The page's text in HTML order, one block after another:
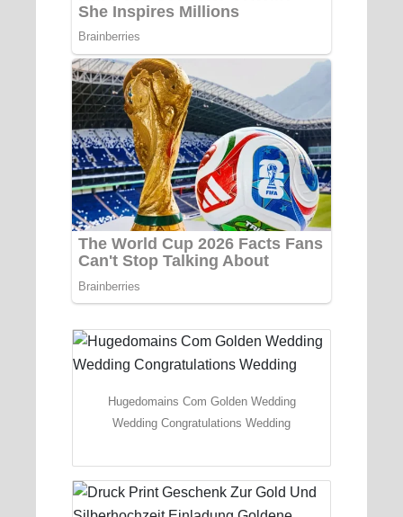
Hugedomains Com Golden Wedding
Wedding Congratulations Wedding